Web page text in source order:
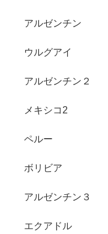
アルゼンチン
ウルグアイ
アルゼンチン２
メキシコ2
ペルー
ボリビア
アルゼンチン３
エクアドル